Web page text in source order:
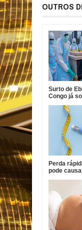
OUTROS
Surto de
Congo já
Perda
pode
têmporas,